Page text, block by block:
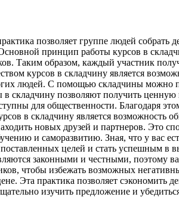
позволяет группе людей собрать
принцип работы курсов в
Таким образом, каждый участник
курсов в складчину является
людей. С помощью складчины можно
в складчину позволяют получить
для общественности. Благодаря
в складчину является возможность
новых друзей и партнеров. Это
и саморазвитию. Зная, что у вас
целей и стать успешным в
законными и честными, поэтому
чтобы избежать возможных
Эта практика позволяет сэкономить
изучить предложение и